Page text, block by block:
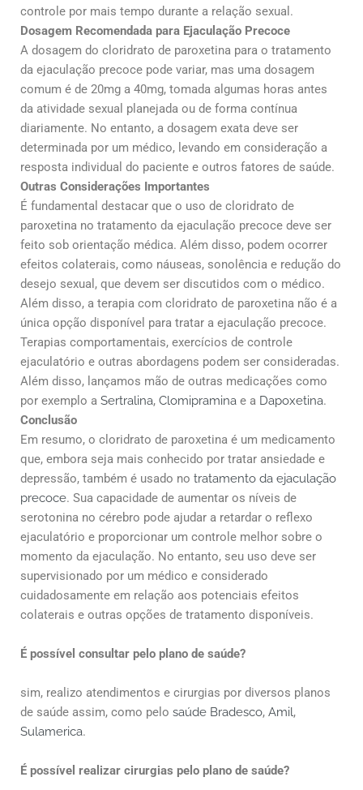
controle por mais tempo durante a relação sexual.
Dosagem Recomendada para Ejaculação Precoce
A dosagem do cloridrato de paroxetina para o tratamento
da ejaculação precoce pode variar, mas uma dosagem
comum é de 20mg a 40mg, tomada algumas horas antes
da atividade sexual planejada ou de forma contínua
diariamente. No entanto, a dosagem exata deve ser
determinada por um médico, levando em consideração a
resposta individual do paciente e outros fatores de saúde.
Outras Considerações Importantes
É fundamental destacar que o uso de cloridrato de
paroxetina no tratamento da ejaculação precoce deve ser
feito sob orientação médica. Além disso, podem ocorrer
efeitos colaterais, como náuseas, sonolência e redução do
desejo sexual, que devem ser discutidos com o médico.
Além disso, a terapia com cloridrato de paroxetina não é a
única opção disponível para tratar a ejaculação precoce.
Terapias comportamentais, exercícios de controle
ejaculatório e outras abordagens podem ser consideradas.
Além disso, lançamos mão de outras medicações como
por exemplo a Sertralina, Clomipramina e a Dapoxetina.
Conclusão
Em resumo, o cloridrato de paroxetina é um medicamento
que, embora seja mais conhecido por tratar ansiedade e
depressão, também é usado no tratamento da ejaculação
precoce. Sua capacidade de aumentar os níveis de
serotonina no cérebro pode ajudar a retardar o reflexo
ejaculatório e proporcionar um controle melhor sobre o
momento da ejaculação. No entanto, seu uso deve ser
supervisionado por um médico e considerado
cuidadosamente em relação aos potenciais efeitos
colaterais e outras opções de tratamento disponíveis.
É possível consultar pelo plano de saúde?
sim, realizo atendimentos e cirurgias por diversos planos
de saúde assim, como pelo saúde Bradesco, Amil,
Sulamerica.
É possível realizar cirurgias pelo plano de saúde?